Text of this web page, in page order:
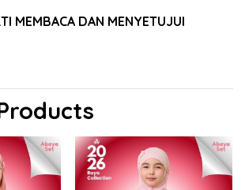
MEMBACA DAN MENYETUJUI